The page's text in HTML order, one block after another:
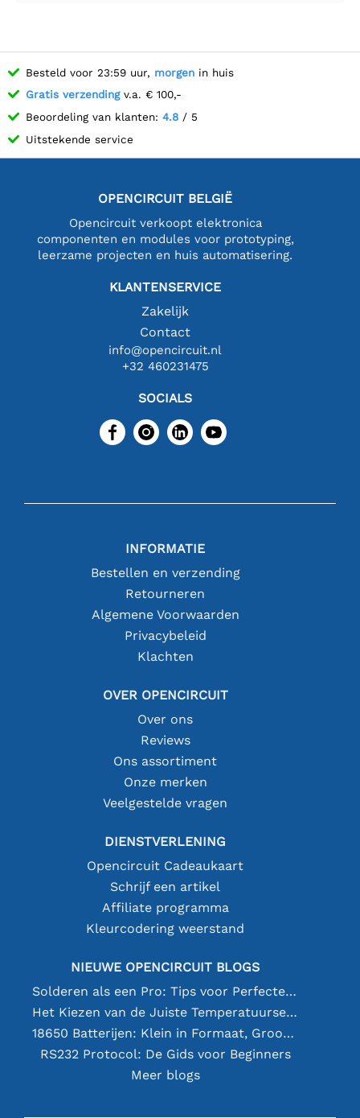
Besteld voor 23:59 uur, morgen in huis
Gratis verzendingv.a. € 100,-
Beoordeling van klanten: 4.8 / 5
Uitstekende service
OPENCIRCUIT BELGIË
Opencircuit verkoopt elektronica
componenten en modules voor prototyping,
leerzame projecten en huis automatisering.
KLANTENSERVICE
Zakelijk
Contact
info@opencircuit.nl
+32 460231475
SOCIALS
INFORMATIE
Bestellen en verzending
Retourneren
Algemene Voorwaarden
Privacybeleid
Klachten
OVER OPENCIRCUIT
Over ons
Reviews
Ons assortiment
Onze merken
Veelgestelde vragen
DIENSTVERLENING
Opencircuit Cadeaukaart
Schrijf een artikel
Affiliate programma
Kleurcodering weerstand
NIEUWE OPENCIRCUIT BLOGS
Solderen als een Pro: Tips voor Perfecte Elektronische Verbindingen
Het Kiezen van de Juiste Temperatuursensor [youtube]
18650 Batterijen: Klein in Formaat, Groot in Prestatie
RS232 Protocol: De Gids voor Beginners
Meer blogs